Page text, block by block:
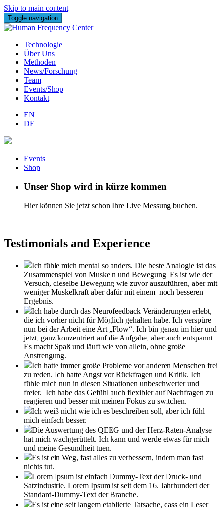
Skip to main content
Toggle navigation
Technologie
Über Uns
Methoden
News/Forschung
Team
Events/Shop
Kontakt
EN
DE
Events
Shop
Unser Shop wird in kürze kommen
Hier können Sie jetzt schon Ihre Live Messung buchen.
Testimonials and Experience
Ich fühle mich mental so anders. Die beste Analogie ist das
Zusammenspiel von Muskeln und Bewegung. Es ist wie der
Versuch, dieselbe Bewegung wie zuvor auszuführen, aber mit
weniger Muskelkraft aber dafür mit einem noch besseren
Ergebnis.
Ich habe durch das Neurofeedback Veränderungen erlebt,
die ich vorher nicht für Möglich gehalten habe. Ich verspüre
nun bei der Arbeit eine Art „Flow“. Ich bin genau im hier und
jetzt, ganz konzentriert auf die Aufgabe, aber auch entspannt.
Es macht Spaß und läuft wie von allein, ohne große
Anstrengung.
Ich hatte immer große Probleme vor anderen Menschen frei
zu reden. Ich hatte Angst vor Rückfragen und Kritik. Ich
fühle mich nun in diesen Situationen unbeschwerter und
freier. Ich habe das Gefühl auch flexibler auf Nachfragen zu
reagieren und besser mit meinen Fokus zu switchen.
Ich weiß nicht wie ich es beschreiben soll, aber ich fühl
mich einfach besser.
Die Auswertung des QEEG und der Herz-Raten-Analyse
hat mich wachgerüttelt. Ich kann und werde etwas für mich
und meine Gesundheit tuen.
Es ist ein Weg, fast alles zu verbessern, indem man fast
nichts tut.
Lorem Ipsum ist einfach Dummy-Text der Druck- und
Satzindustrie. Lorem Ipsum ist seit dem 16. Jahrhundert der
Standard-Dummy-Text der Branche.
Es ist eine seit langem etablierte Tatsache, dass ein Leser